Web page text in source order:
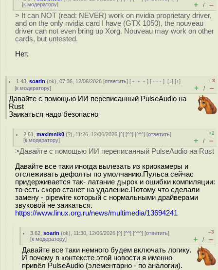
[к модератору] + / –
> It can NOT (read: NEVER) work on nvidia proprietary driver,
and on the only nvidia card I have (GTX 1050), the nouveau
driver can not even bring up Xorg. Nouveau may work on other
cards, but untested.
Нет.
1.43 ,soarin (ok), 07:36, 12/06/2026 [ответить] [ ﹢﹢﹢] [ · · ·][↓] [↑]
[к модератору]
–3
+ / –
Давайте с помощью ИИ переписанный PulseAudio на
Rust
Заикаться надо безопасно
2.61 ,maximnik0 (?), 11:26, 12/06/2026 [^] [^^] [^^^] [ответить]
[к модератору]
+2
+ / –
>Давайте с помощью ИИ переписанный PulseAudio на Rust
Давайте все таки иногда вылезать из криокамеры и
отслеживать дефолты по умолчанию.Пульса сейчас
придерживается так- латание дырок и ошибки компиляции:
то есть скоро станет на удаление.Потому что сделали
замену - pipewire который с нормальными драйверами
звуковой не заикаться.
https://www.linux.org.ru/news/multimedia/13694241
3.62 ,soarin (ok), 11:30, 12/06/2026 [^] [^^] [^^^] [ответить]
[к модератору]
–3
+ / –
Давайте все таки немного будем включать логику.
И почему в контексте этой новости я именно
привёл PulseAudio (элементарно - по аналогии).